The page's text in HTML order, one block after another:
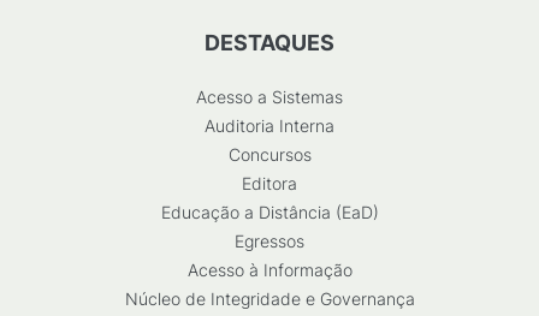
DESTAQUES
Acesso a Sistemas
Auditoria Interna
Concursos
Editora
Educação a Distância (EaD)
Egressos
Acesso à Informação
Núcleo de Integridade e Governança